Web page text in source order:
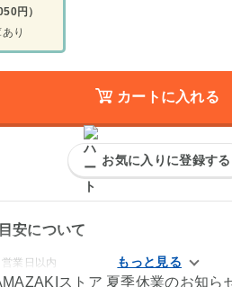
円）
り
カートに入れる
お気に入りに登録する
安について
営業日以内
ストア 夏季休業のお知ら